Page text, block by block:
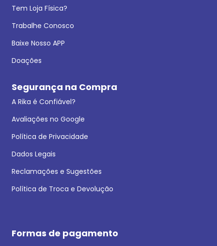
Tem Loja Física?
Trabalhe Conosco
Baixe Nosso APP
Doações
Segurança na Compra
A Rika é Confiável?
Avaliações no Google
Política de Privacidade
Dados Legais
Reclamações e Sugestões
Política de Troca e Devolução
Formas de pagamento